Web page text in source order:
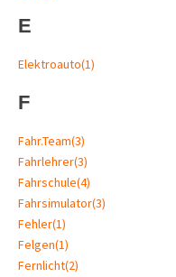
E
Elektroauto(1)
F
Fahr.Team(3)
Fahrlehrer(3)
Fahrschule(4)
Fahrsimulator(3)
Fehler(1)
Felgen(1)
Fernlicht(2)